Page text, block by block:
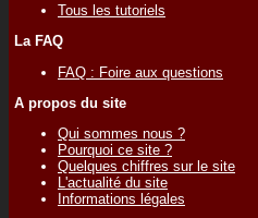
Tous les tutoriels
La FAQ
FAQ : Foire aux questions
A propos du site
Qui sommes nous ?
Pourquoi ce site ?
Quelques chiffres sur le site
L'actualité du site
Informations légales